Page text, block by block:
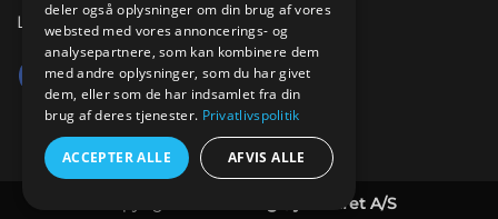
Lørdag 10.00 – 14.00
Slagtøj Centret A/S
deler også oplysninger om din brug af vores
websted med vores annoncerings- og
analysepartnere, som kan kombinere dem
med andre oplysninger, som du har givet
dem, eller som de har indsamlet fra din
brug af deres tjenester. Privatlivspolitik
ACCEPTER ALLE AFVIS ALLE